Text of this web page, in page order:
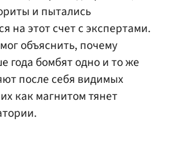
и пытались
на этот счет с экспертами.
объяснить, почему
года бомбят одно и то же
после себя видимых
как магнитом тянет